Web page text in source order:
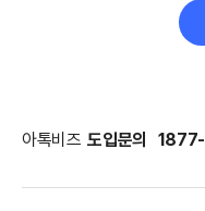
아톡비즈 도입문의